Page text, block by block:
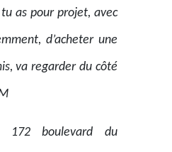
as pour projet, avec
d’acheter une
va regarder du côté
172 boulevard du